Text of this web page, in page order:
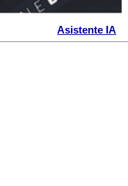
Asistente IA